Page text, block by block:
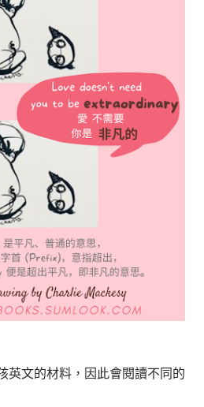
英文的材料，因此會閱讀不同的